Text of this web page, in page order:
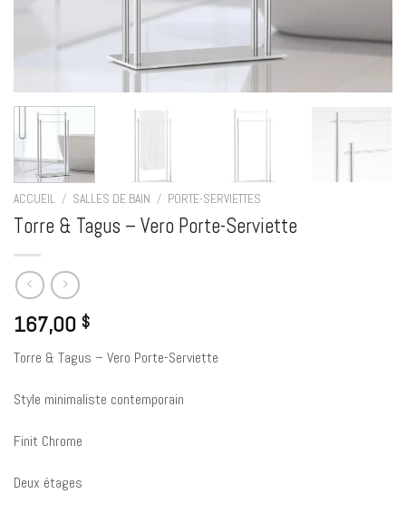
ACCUEIL / SALLES DE BAIN / PORTE-SERVIETTES
Torre & Tagus – Vero Porte-Serviette
167,00 $
Torre & Tagus – Vero Porte-Serviette
Style minimaliste contemporain
Finit Chrome
Deux étages